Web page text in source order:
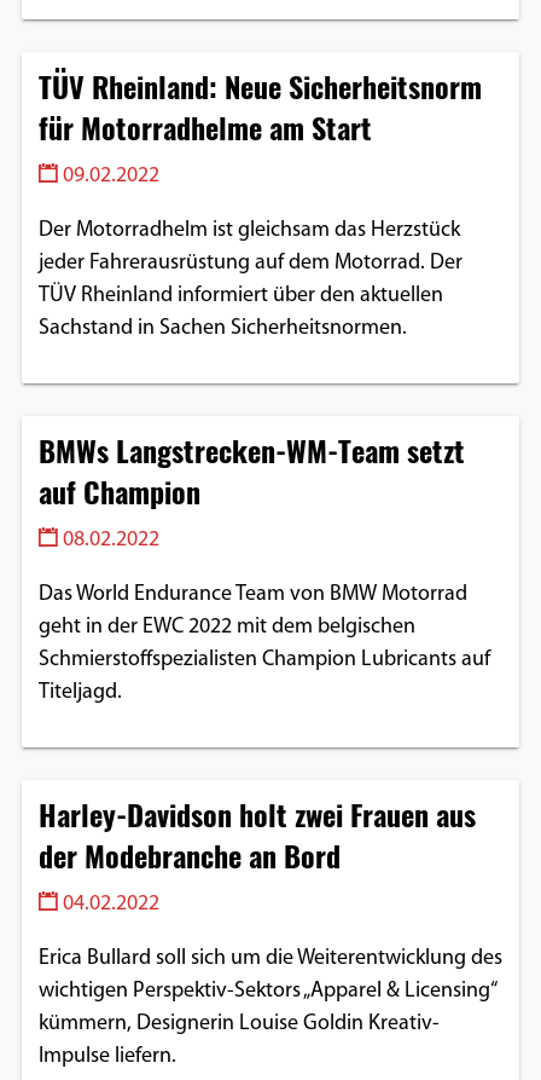
TÜV Rheinland: Neue Sicherheitsnorm
für Motorradhelme am Start
09.02.2022
Der Motorradhelm ist gleichsam das Herzstück
jeder Fahrerausrüstung auf dem Motorrad. Der
TÜV Rheinland informiert über den aktuellen
Sachstand in Sachen Sicherheitsnormen.
BMWs Langstrecken-WM-Team setzt
auf Champion
08.02.2022
Das World Endurance Team von BMW Motorrad
geht in der EWC 2022 mit dem belgischen
Schmierstoffspezialisten Champion Lubricants auf
Titeljagd.
Harley-Davidson holt zwei Frauen aus
der Modebranche an Bord
04.02.2022
Erica Bullard soll sich um die Weiterentwicklung des
wichtigen Perspektiv-Sektors „Apparel & Licensing“
kümmern, Designerin Louise Goldin Kreativ-
Impulse liefern.